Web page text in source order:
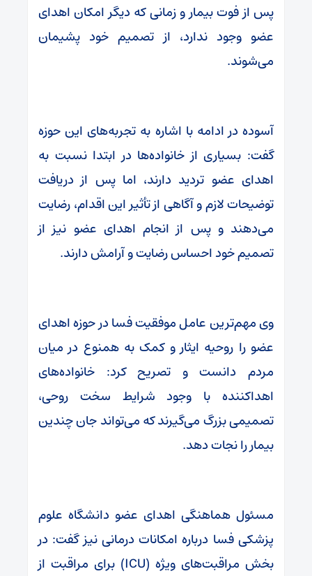
پس از فوت بیمار و زمانی که دیگر امکان اهدای
عضو وجود ندارد، از تصمیم خود پشیمان
می‌شوند.
آسوده در ادامه با اشاره به تجربه‌های این حوزه
گفت: بسیاری از خانواده‌ها در ابتدا نسبت به
اهدای عضو تردید دارند، اما پس از دریافت
توضیحات لازم و آگاهی از تأثیر این اقدام، رضایت
می‌دهند و پس از انجام اهدای عضو نیز از
تصمیم خود احساس رضایت و آرامش دارند.
وی مهم‌ترین عامل موفقیت فسا در حوزه اهدای
عضو را روحیه ایثار و کمک به همنوع در میان
مردم دانست و تصریح کرد: خانواده‌های
اهداکننده با وجود شرایط سخت روحی،
تصمیمی بزرگ می‌گیرند که می‌تواند جان چندین
بیمار را نجات دهد.
مسئول هماهنگی اهدای عضو دانشگاه علوم
پزشکی فسا درباره امکانات درمانی نیز گفت: در
بخش مراقبت‌های ویژه (ICU) برای مراقبت از